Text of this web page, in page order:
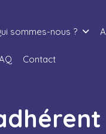
sommes-nous ?
Contact